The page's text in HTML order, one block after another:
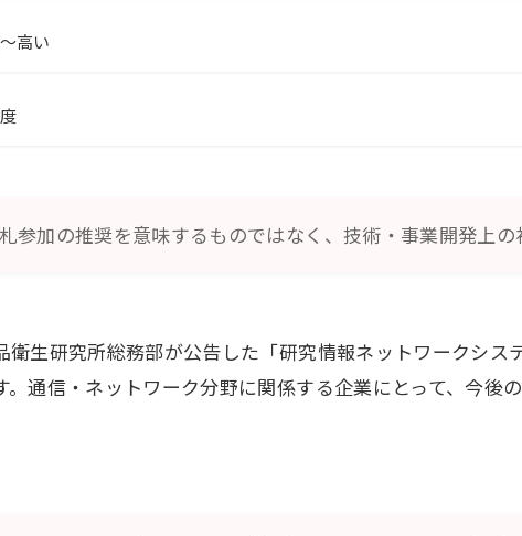
高い
参加の推奨を意味するものではなく、技術・事業開発上の
生研究所総務部が公告した「研究情報ネットワークシス
。通信・ネットワーク分野に関係する企業にとって、今後